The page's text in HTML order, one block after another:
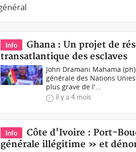
Info
Ghana : Un projet de
transatlantique des esclaves
John Dramani Mahama
générale des Nations
plus grave de l'...
il y a 4 mois
Info
Côte d'Ivoire : Port-
générale illégitime » et